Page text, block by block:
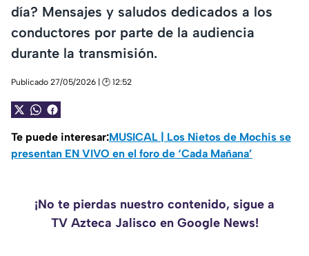
día? Mensajes y saludos dedicados a los
conductores por parte de la audiencia
durante la transmisión.
Publicado 27/05/2026 | 🕑 12:52
Te puede interesar:MUSICAL | Los Nietos de Mochis se
presentan EN VIVO en el foro de ‘Cada Mañana’
¡No te pierdas nuestro contenido, sigue a
TV Azteca Jalisco en Google News!